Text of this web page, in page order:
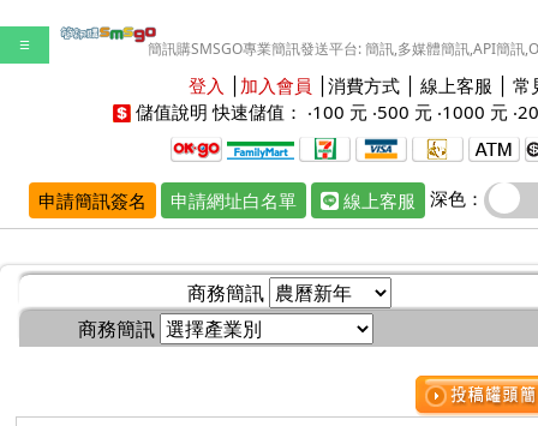
☰ 簡訊購SMSGO專業簡訊發送平台: 簡訊,多媒體簡訊,API簡訊
登入 加入會員 消費方式 線上客服
常
儲值說明 快速儲值： ‧100 元 ‧500 元 ‧1000 元 ‧
申請簡訊簽名 申請網址白名單 線上客服 深色：
商務簡訊
商務簡訊